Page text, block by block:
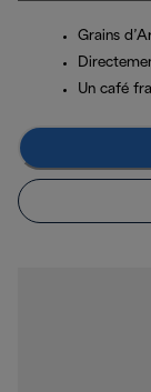
Grains
Un café